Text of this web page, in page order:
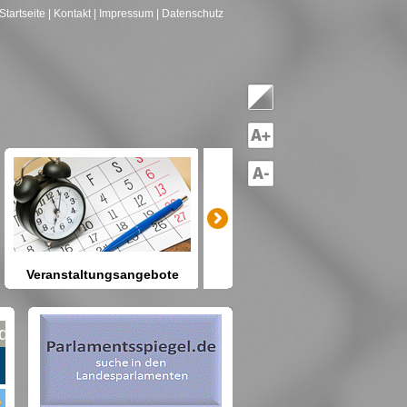
Startseite | Kontakt | Impressum | Datenschutz
Veranstaltungsangebote
Sie Berlin und seine Angebote?
nach Gruppen--->hier drücken